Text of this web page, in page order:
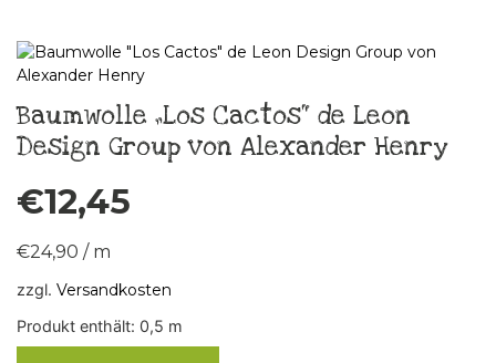
Baumwolle „Los Cactos“ de Leon
Design Group von Alexander Henry
€12,45
€24,90 / m
zzgl. Versandkosten
Produkt enthält: 0,5 m